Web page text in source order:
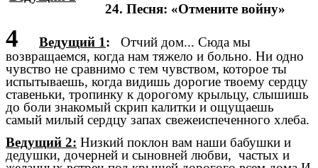
24. Песня: «Отмените войну»
4 Ведущий 1: Отчий дом... Сюда мы
возвращаемся, когда нам тяжело и больно. Ни одно
чувство не сравнимо с тем чувством, которое ты
испытываешь, когда видишь дорогие твоему сердцу
ставеньки, тропинку к дорогому крыльцу, слышишь
до боли знакомый скрип калитки и ощущаешь
самый милый сердцу запах свежеиспеченного хлеба.
Ведущий 2: Низкий поклон вам наши бабушки и
дедушки, дочерней и сыновней любви, частых и